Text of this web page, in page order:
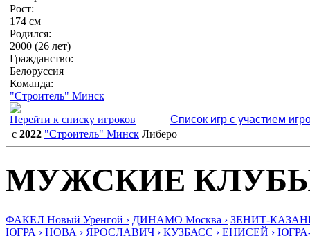
Рост:
174 см
Родился:
2000 (26 лет)
Гражданство:
Белоруссия
Команда:
"Строитель" Минск
Перейти к списку игроков
Список игр с участием
с 2022 "Строитель" Минск Либеро
МУЖСКИЕ
ФАКЕЛ Новый Уренгой › ДИНАМО Москва › ЗЕНИТ-
ЮГРА › НОВА › ЯРОСЛАВИЧ › КУЗБАСС › ЕНИСЕЙ ›